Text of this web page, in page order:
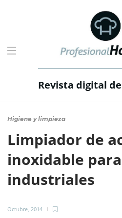
Revista digital
Higiene y limpieza
Limpiador de
inoxidable
industriales
Octubre, 2014